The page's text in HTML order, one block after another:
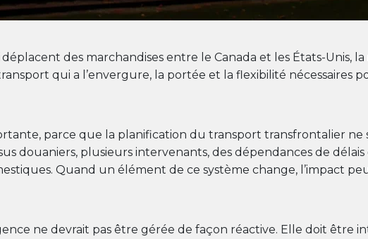
des marchandises entre le Canada et les États-Unis,
qui a l’envergure, la portée et la flexibilité
parce que la planification du transport transfrontalier ne
douaniers, plusieurs intervenants, des dépendances de
Quand un élément de ce système change, l’impact
ne devrait pas être gérée de façon réactive. Elle doit être